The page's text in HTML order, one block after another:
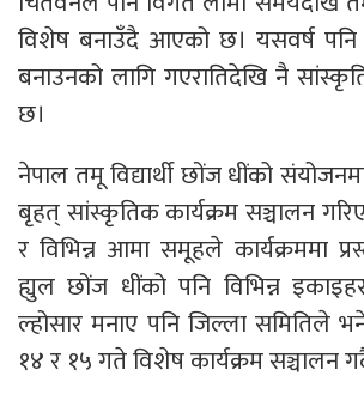
विशेष बनाउँदै आएको छ। यसवर्ष पनि
बनाउनको लागि गएरातिदेखि नै
छ।
नेपाल तमू विद्यार्थी छोंज धींको
बृहत् सांस्कृतिक कार्यक्रम सञ्चालन
र विभिन्न आमा समूहले कार्यक्रममा
ह्युल छोंज धींको पनि विभिन्न
ल्होसार मनाए पनि जिल्ला समितिले
१४ र १५ गते विशेष कार्यक्रम सञ्चालन